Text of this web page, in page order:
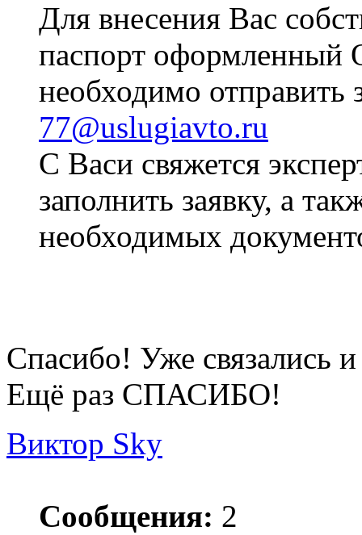
Для внесения Вас
паспорт
необходимо отправить
77@uslugiavto.ru
С Васи свяжется
заполнить заявку, а
необходимых
Спасибо! Уже связались
Ещё раз СПАСИБО!
Виктор Sky
Сообщения: 2